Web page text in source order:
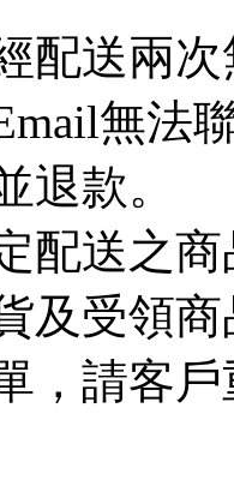
配送兩
無法
退款。
配送之
及受領
，請客